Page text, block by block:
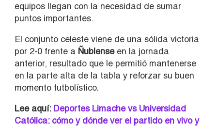
equipos llegan con la necesidad de sumar
puntos importantes.
El conjunto celeste viene de una sólida victoria
por 2-0 frente a Ñublense en la jornada
anterior, resultado que le permitió mantenerse
en la parte alta de la tabla y reforzar su buen
momento futbolístico.
Lee aquí: Deportes Limache vs Universidad
Católica: cómo y dónde ver el partido en vivo y